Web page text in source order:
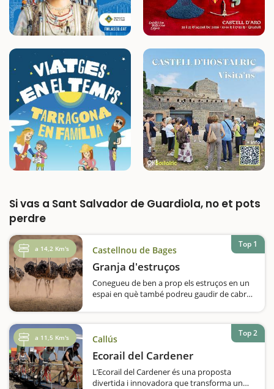
Si vas a Sant Salvador de Guardiola, no et pots
perdre
a 14,2 Km's Castellnou de Bages
Granja d'estruços
Conegueu de ben a prop els estruços en un
espai en què també podreu gaudir de cabres
ben curiosa, tenint en compte els animals
que…
Top 1
a 11,5 Km's Callús
Ecorail del Cardener
L’Ecorail del Cardener és una proposta
divertida i innovadora que transforma un
Top 2